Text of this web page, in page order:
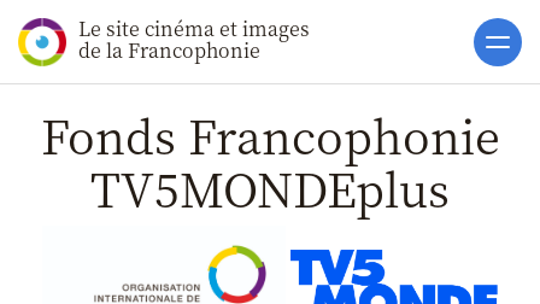
Le site cinéma et images
de la Francophonie Accueil
Actualités
Soutiens
Fonds Image de la
Fonds Francophonie
TV5MONDEplus
Fonds Francophonie
TV5MONDEplus